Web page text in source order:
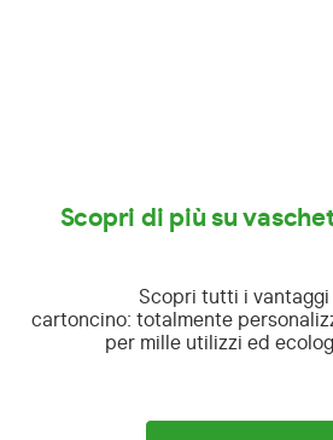
Scopri di più su
Scopri tutti i
cartoncino: totalmente
per mille utilizzi ed